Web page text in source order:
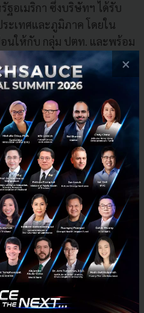
ฐอเมริกา ซึ่งบริษัทฯ ได้รับ
ะเทศและภูมิภาค โดยใน
นให้กับ กลุ่ม ปตท. และพร้อม
ความต้องการของตลาดไปสู่
ยในภูมิภาค (Grid Scale) รวม
ประเทศอาเซียน เนื่องจาก
งงานของประเทศใน
ต่อเนื่องตามการเจริญเติบโต
ยเฉพาะ สปป.ลาว เมียนมา
ย ฟิลิปปินส์ เป็นต้น” นาย
(PTT) ในสัดส่วน 22.8%
22.7% บมจ.ไทย
อยล์ พาวเวอร์ (TP) 20.8%
แกนนำในการดำเนิน
×